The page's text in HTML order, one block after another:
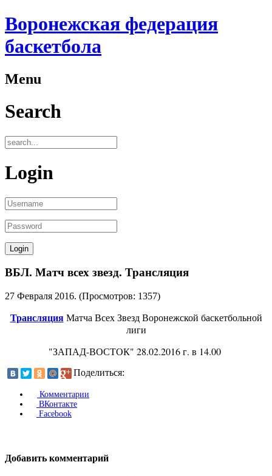
Воронежская федерация
баскетбола
Menu
Search
Login
ВБЛ. Матч всех звезд. Трансляция
27 Февраля 2016. (Просмотров: 1357)
ТрансляцияМатча Всех Звезд Воронежской баскетбольной
лиги
"ЗАПАД-ВОСТОК" 28.02.2016 г. в 14.00
Поделиться:
Комментарии
ВКонтакте
Facebook
Добавить комментарий